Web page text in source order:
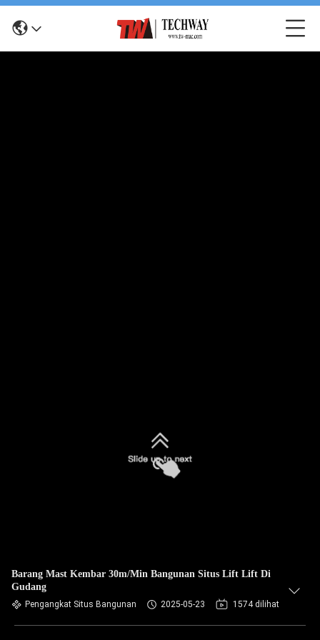
Barang Mast Kembar 30m/Min Bangunan Situs Lift Lift Di
Gudang
Pengangkat Situs Bangunan 2025-05-23 1574 dilihat